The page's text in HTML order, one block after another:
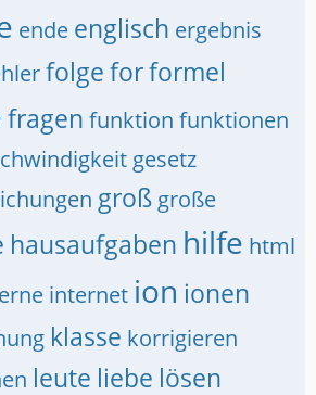
ende englisch ergebnis
folgeforformel
fragen funktion funktionen
gesetz
groß große
hausaufgaben hilfe html
internet ion ionen
klasse korrigieren
leute liebe lösen